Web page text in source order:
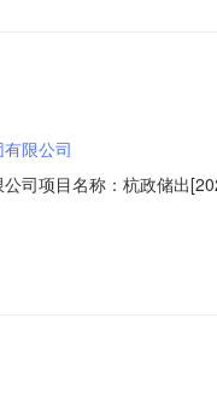
限公司
司项目名称：杭政储出
）前期招标中标确认单由